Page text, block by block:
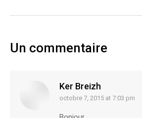
Un commentaire
Ker Breizh
says:
octobre 7, 2015 at 7:03 pm